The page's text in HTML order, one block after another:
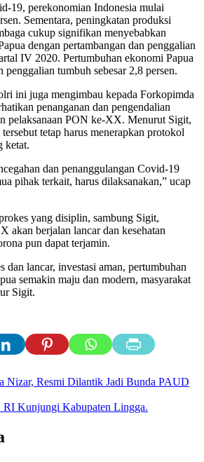
19, perekonomian Indonesia mulai
Sementara, peningkatan produksi
cukup signifikan menyebabkan
dengan pertambangan dan penggalian
IV 2020. Pertumbuhan ekonomi Papua
penggalian tumbuh sebesar 2,8 persen.
ini juga mengimbau kepada Forkopimda
penanganan dan pengendalian
pelaksanaan PON ke-XX. Menurut Sigit,
tetap harus menerapkan protokol
ketat.
dan penanggulangan Covid-19
pihak terkait, harus dilaksanakan,” ucap
yang disiplin, sambung Sigit,
akan berjalan lancar dan kesehatan
pun dapat terjamin.
dan lancar, investasi aman, pertumbuhan
semakin maju dan modern, masyarakat
Sigit.
Nizar, Resmi Dilantik Jadi Bunda PAUD
Kunjungi Kabupaten Lingga.